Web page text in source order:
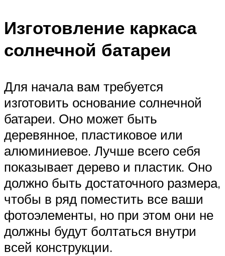
Изготовление каркаса
солнечной батареи
Для начала вам требуется
изготовить основание солнечной
батареи. Оно может быть
деревянное, пластиковое или
алюминиевое. Лучше всего себя
показывает дерево и пластик. Оно
должно быть достаточного размера,
чтобы в ряд поместить все ваши
фотоэлементы, но при этом они не
должны будут болтаться внутри
всей конструкции.